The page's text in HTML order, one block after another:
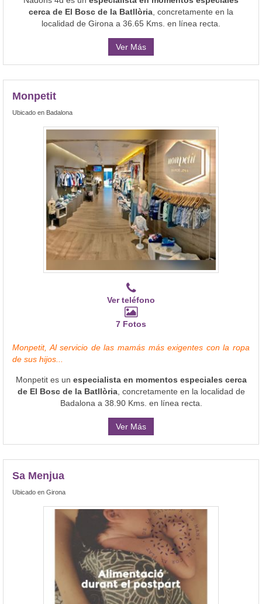
cerca de El Bosc de la Batllòria , concretamente en la
localidad de Girona a 36.65 Kms. en línea recta.
Ver Más
Monpetit
Ubicado en Badalona
Ver teléfono
7 Fotos
Monpetit, Al servicio de las mamás más exigentes con la ropa
de sus hijos...
Monpetit es un especialista en momentos especiales cerca
de El Bosc de la Batllòria, concretamente en la localidad de
Badalona a 38.90 Kms. en línea recta.
Ver Más
Sa Menjua
Ubicado en Girona